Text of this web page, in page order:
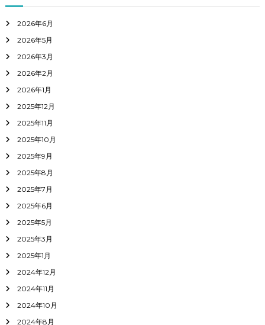
2026年6月
2026年5月
2026年3月
2026年2月
2026年1月
2025年12月
2025年11月
2025年10月
2025年9月
2025年8月
2025年7月
2025年6月
2025年5月
2025年3月
2025年1月
2024年12月
2024年11月
2024年10月
2024年8月